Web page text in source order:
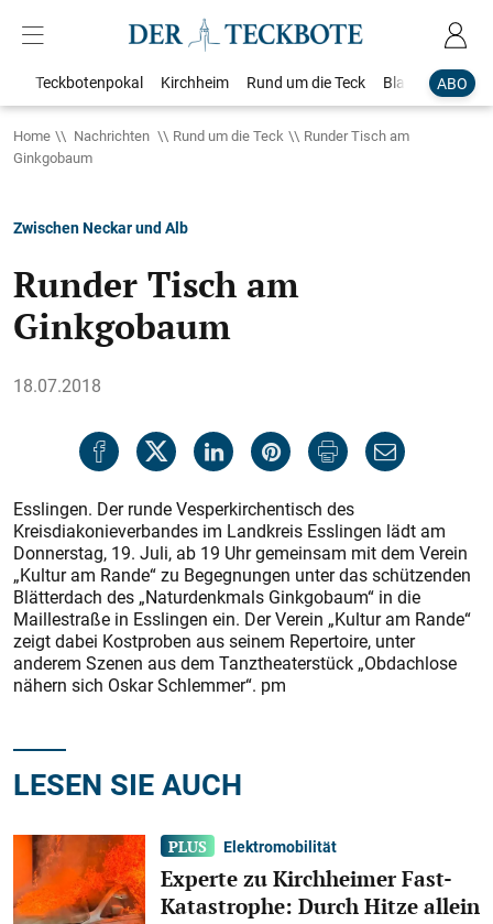
ABO
Teckbotenpokal Kirchheim Rund um die Teck Blaulicht
Home Nachrichten Rund um die Teck
Runder Tisch am
Ginkgobaum
Zwischen Neckar und Alb
Runder Tisch am
Ginkgobaum
18.07.2018
Esslingen. Der runde Vesperkirchentisch des
Kreisdiakonieverbandes im Landkreis Esslingen lädt am
Donnerstag, 19. Juli, ab 19 Uhr gemeinsam mit dem Verein
„Kultur am Rande“ zu Begegnungen unter das schützenden
Blätterdach des „Naturdenkmals Ginkgobaum“ in die
Maillestraße in Esslingen ein. Der Verein „Kultur am Rande“
zeigt dabei Kostproben aus seinem Repertoire, unter
anderem Szenen aus dem Tanztheaterstück „Obdachlose
nähern sich Oskar Schlemmer“. pm
LESEN SIE AUCH
Elektromobilität
Experte zu Kirchheimer Fast-
Katastrophe: Durch Hitze allein